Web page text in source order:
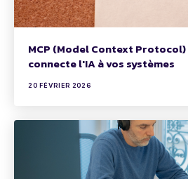
MCP (Model Context
connecte l'IA à vos systèmes
20 FÉVRIER 2026